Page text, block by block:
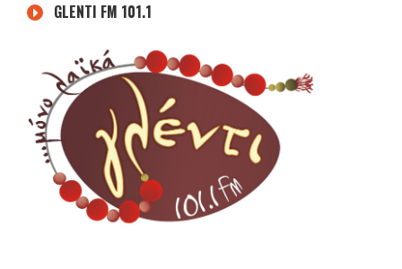
GLENTI FM 101.1